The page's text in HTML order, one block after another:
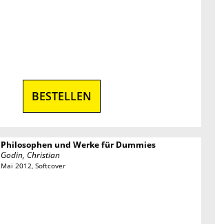
BESTELLEN
Philosophen und Werke für Dummies
Godin, Christian
Mai 2012, Softcover